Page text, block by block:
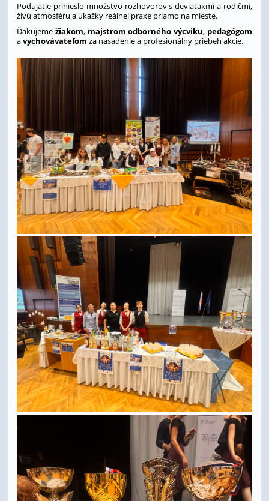
Podujatie prinieslo množstvo rozhovorov s deviatakmi a rodičmi,
živú atmosféru a ukážky reálnej praxe priamo na mieste.
Ďakujeme žiakom, majstrom odborného výcviku, pedagógom
avychovávateľom za nasadenie a profesionálny priebeh akcie.